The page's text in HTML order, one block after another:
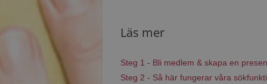
Läs mer
Steg 1 - Bli medlem & skapa en
Steg 2 - Så här fungerar våra